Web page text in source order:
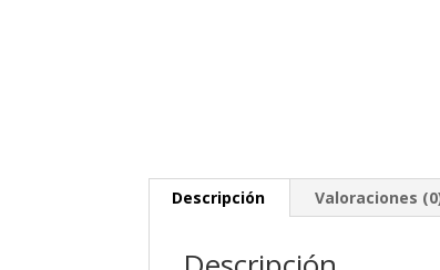
Descripción Valoraciones